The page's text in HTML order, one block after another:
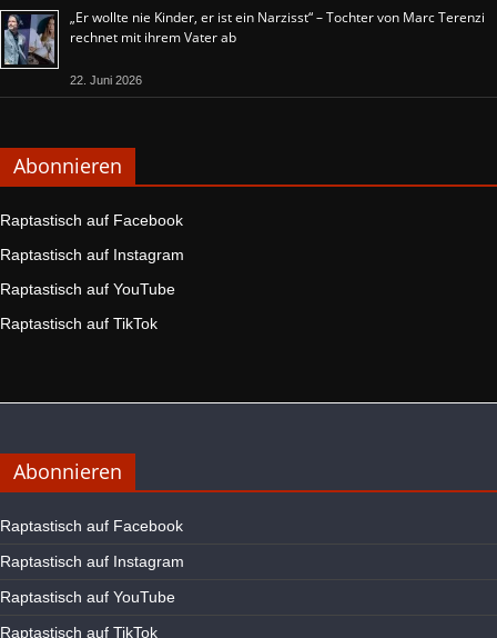
„Er wollte nie Kinder, er ist ein Narzisst“ – Tochter von Marc Terenzi
rechnet mit ihrem Vater ab
22. Juni 2026
Abonnieren
Raptastisch auf Facebook
Raptastisch auf Instagram
Raptastisch auf YouTube
Raptastisch auf TikTok
Abonnieren
Raptastisch auf Facebook
Raptastisch auf Instagram
Raptastisch auf YouTube
Raptastisch auf TikTok